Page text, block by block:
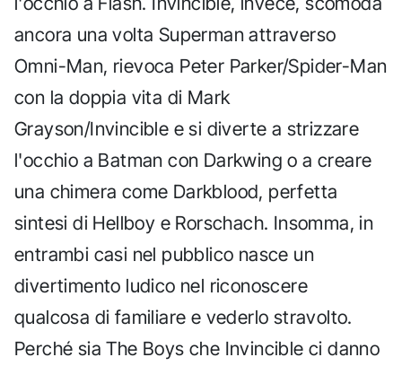
ancora una volta Superman attraverso
Omni-Man, rievoca Peter Parker/Spider-Man
con la doppia vita di Mark
Grayson/Invincible e si diverte a strizzare
l'occhio a Batman con Darkwing o a creare
una chimera come Darkblood, perfetta
sintesi di Hellboy e Rorschach. Insomma, in
entrambi casi nel pubblico nasce un
divertimento ludico nel riconoscere
qualcosa di familiare e vederlo stravolto.
Perché sia The Boys che Invincible ci danno